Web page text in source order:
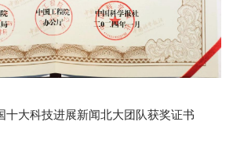
十大科技进展新闻北大团队获奖证书